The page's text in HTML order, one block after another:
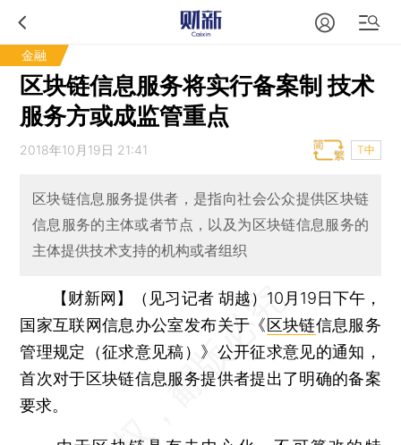
金融
区块链信息服务将实行备案制 技术
服务方或成监管重点
2018年10月19日 21:41 T中
区块链信息服务提供者，是指向社会公众提供区块链
信息服务的主体或者节点，以及为区块链信息服务的
主体提供技术支持的机构或者组织
【财新网】（见习记者 胡越） 10月19日下午，
国家互联网信息办公室发布关于《区块链信息服务
管理规定（征求意见稿）》公开征求意见的通知，
首次对于区块链信息服务提供者提出了明确的备案
要求。